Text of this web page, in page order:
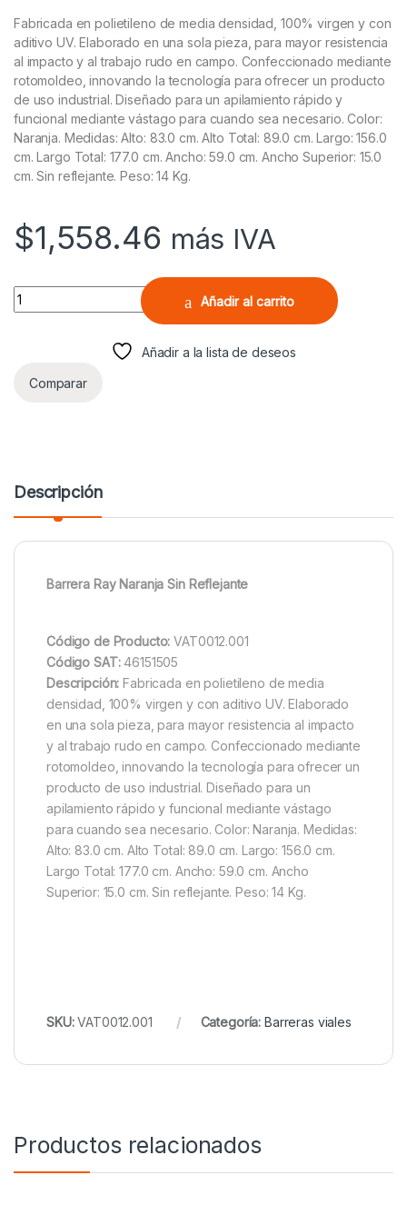
Fabricada en polietileno de media densidad, 100% virgen y con
aditivo UV. Elaborado en una sola pieza, para mayor resistencia
al impacto y al trabajo rudo en campo. Confeccionado mediante
rotomoldeo, innovando la tecnología para ofrecer un producto
de uso industrial. Diseñado para un apilamiento rápido y
funcional mediante vástago para cuando sea necesario. Color:
Naranja. Medidas: Alto: 83.0 cm. Alto Total: 89.0 cm. Largo: 156.0
cm. Largo Total: 177.0 cm. Ancho: 59.0 cm. Ancho Superior: 15.0
cm. Sin reflejante. Peso: 14 Kg.
$1,558.46 más IVA
Barrera Ray Naranja Sin Reflejante quantity
Añadir al carrito
Añadir a la lista de deseos
Comparar
Descripción
Barrera Ray Naranja Sin Reflejante
Código de Producto: VAT0012.001
Código SAT:46151505
Descripción: Fabricada en polietileno de media
densidad, 100% virgen y con aditivo UV. Elaborado
en una sola pieza, para mayor resistencia al impacto
y al trabajo rudo en campo. Confeccionado mediante
rotomoldeo, innovando la tecnología para ofrecer un
producto de uso industrial. Diseñado para un
apilamiento rápido y funcional mediante vástago
para cuando sea necesario. Color: Naranja. Medidas:
Alto: 83.0 cm. Alto Total: 89.0 cm. Largo: 156.0 cm.
Largo Total: 177.0 cm. Ancho: 59.0 cm. Ancho
Superior: 15.0 cm. Sin reflejante. Peso: 14 Kg.
SKU:VAT0012.001 Categoría: Barreras viales
Productos relacionados